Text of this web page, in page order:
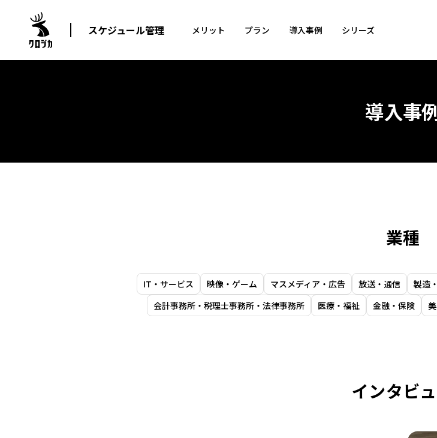
スケジュール管理 メリット プラン 導入事例 シリーズ
導入事
業種
IT・サービス 映像・ゲーム マスメディア・広告 放送・通信 製造
会計事務所・税理士事務所・法律事務所
医療・福祉 金融・保険
インタビ